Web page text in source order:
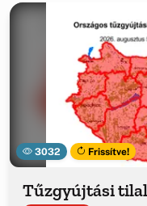
3032 Frissítve!
Tűzgyújtási